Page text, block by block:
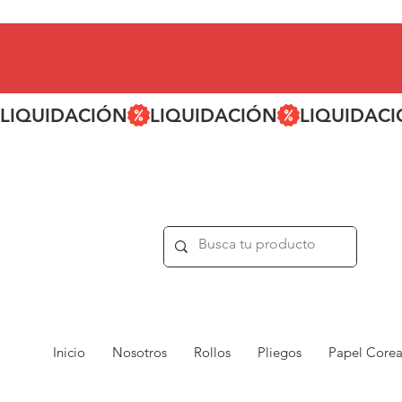
LIQUIDACIÓN
Inicio Nosotros Rollos Pliegos Papel